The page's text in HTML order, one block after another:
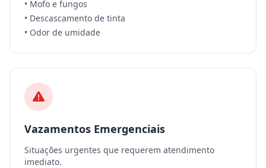
• Mofo e fungos
• Descascamento de tinta
• Odor de umidade
Vazamentos Emergenciais
Situações urgentes que requerem atendimento
imediato.